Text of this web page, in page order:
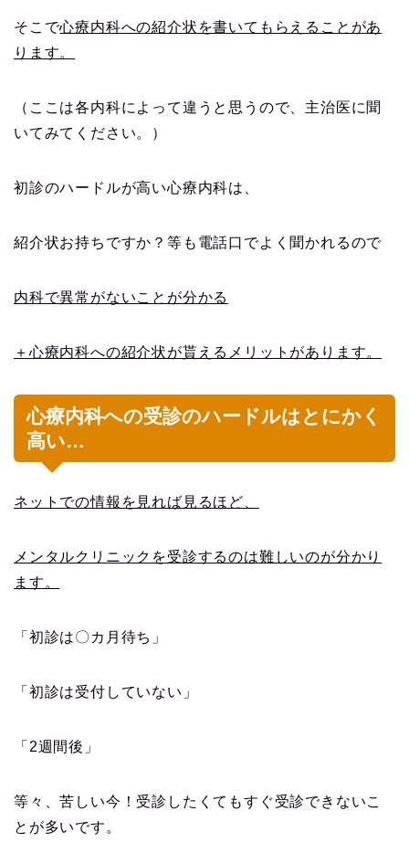
そこで心療内科への紹介状を書いてもらえることがあ
ります。
（ここは各内科によって違うと思うので、主治医に聞
いてみてください。）
初診のハードルが高い心療内科は、
紹介状お持ちですか？等も電話口でよく聞かれるので
内科で異常がないことが分かる
＋心療内科への紹介状が貰える メリットがあります。
心療内科への受診のハードルはとにかく
高い…
ネットでの情報を見れば見るほど、
メンタルクリニックを受診するのは難しいのが分かり
ます。
「初診は〇カ月待ち」
「初診は受付していない」
「2週間後」
等々、苦しい今！受診したくてもすぐ受診できないこ
とが多いです。